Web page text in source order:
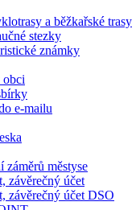
a běžkařské trasy
stezky
známky
obci
e-mailu
záměrů městyse
závěrečný účet
závěrečný účet DSO